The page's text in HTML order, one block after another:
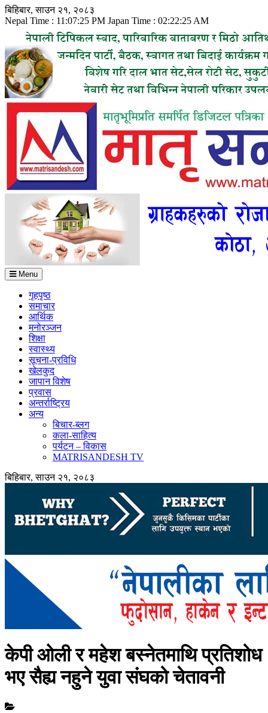
Skip
to
content
बिहिबार, साउन २१, २०८३
Nepal Time : 11:07:27 PM Japan Time : 02:22:27 AM
Menu
गृहपृष्ठ
समाचार
आर्थिक
मनोरञ्जन
शिक्षा
स्वास्थ्य
सूचना-प्रविधि
खेलकुद
जापान विशेष
प्रवास
अन्तर्राष्ट्रिय
अन्य
बिचार-ब्लग
कला-साहित्य
पर्यटन – विकास
MATRISANDESH TV
बिहिबार, साउन २१, २०८३
केपी ओली र महेश बस्नेतमाथि प्रतिशोध
भए सैह्य नहुने युवा संघको चेतावनी